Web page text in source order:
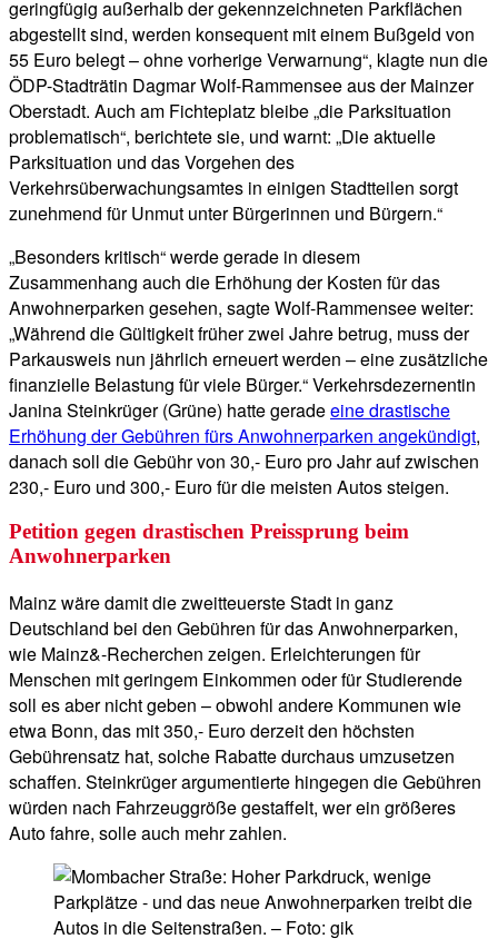
geringfügig außerhalb der gekennzeichneten Parkflächen
abgestellt sind, werden konsequent mit einem Bußgeld von
55 Euro belegt – ohne vorherige Verwarnung“, klagte nun die
ÖDP-Stadträtin Dagmar Wolf-Rammensee aus der Mainzer
Oberstadt. Auch am Fichteplatz bleibe „die Parksituation
problematisch“, berichtete sie, und warnt: „Die aktuelle
Parksituation und das Vorgehen des
Verkehrsüberwachungsamtes in einigen Stadtteilen sorgt
zunehmend für Unmut unter Bürgerinnen und Bürgern.“
„Besonders kritisch“ werde gerade in diesem
Zusammenhang auch die Erhöhung der Kosten für das
Anwohnerparken gesehen, sagte Wolf-Rammensee weiter:
„Während die Gültigkeit früher zwei Jahre betrug, muss der
Parkausweis nun jährlich erneuert werden – eine zusätzliche
finanzielle Belastung für viele Bürger.“ Verkehrsdezernentin
Janina Steinkrüger (Grüne) hatte geradeeine drastische
Erhöhung der Gebühren fürs Anwohnerparken angekündigt,
danach soll die Gebühr von 30,- Euro pro Jahr auf zwischen
230,- Euro und 300,- Euro für die meisten Autos steigen.
Petition gegen drastischen Preissprung beim
Anwohnerparken
Mainz wäre damit die zweitteuerste Stadt in ganz
Deutschland bei den Gebühren für das Anwohnerparken,
wie Mainz&-Recherchen zeigen. Erleichterungen für
Menschen mit geringem Einkommen oder für Studierende
soll es aber nicht geben – obwohl andere Kommunen wie
etwa Bonn, das mit 350,- Euro derzeit den höchsten
Gebührensatz hat, solche Rabatte durchaus umzusetzen
schaffen. Steinkrüger argumentierte hingegen die Gebühren
würden nach Fahrzeuggröße gestaffelt, wer ein größeres
Auto fahre, solle auch mehr zahlen.